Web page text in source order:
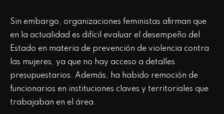
Sin embargo, organizaciones feministas afirman que
en la actualidad es difícil evaluar el desempeño del
Estado en materia de prevención de violencia contra
las mujeres, ya que no hay acceso a detalles
presupuestarios. Además, ha habido remoción de
funcionarios en instituciones claves y territoriales que
trabajaban en el área.